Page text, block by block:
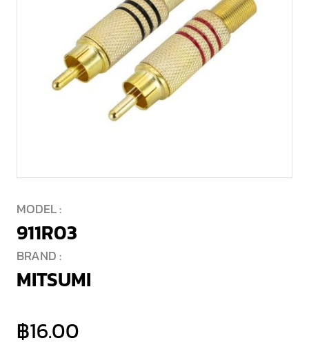
MODEL :
911R03
BRAND :
MITSUMI
฿16.00